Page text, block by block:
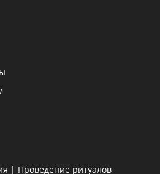
| Проведение ритуалов